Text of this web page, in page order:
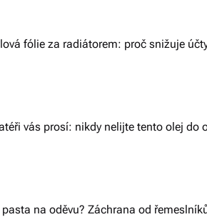
fólie za radiátorem: proč snižuje
vás prosí: nikdy nelijte tento olej do
na oděvu? Záchrana od